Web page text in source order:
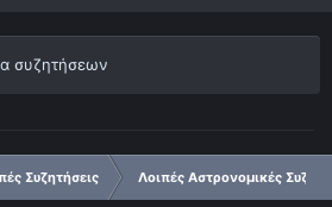
συζητήσεων
Συζητήσεις Λοιπές Αστρονομικές